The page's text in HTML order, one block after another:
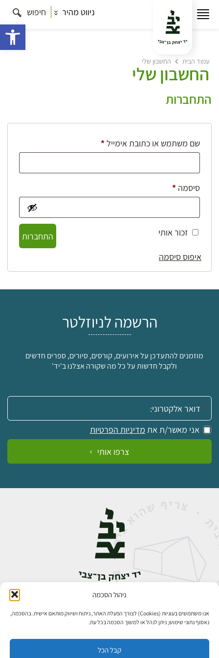
ניהול הסכמה
אנו משתמשים בעוגיות (Cookies) לצורך הפעלת האתר, ניתוח ושיווק מותאם אישית. בהסכמה,
נאסוף נתוני שימוש; ניתן לנהל או למשוך הסכמה בכל עת.
קבל הכל
ניווט מהיר חיפוש
עמוד הבית החשבון שלי
החשבון שלי
התחברות
שם משתמש או כתובת אימייל*חובה
סיסמה *חובה
זכור אותי
התחברות
איפוס סיסמה
הרשמה לניוזלטר
מוזמנים להתעדכן על אירועים, קורסים, סיורים, ספרים חדשים
ולקבל חדשות על כל מה שקורה אצלנו ב'יד'
אימייל:
אני מאשר/ת את מדיניות הפרטיות
צרפו אותי
אבן גבירול 14, רחביה, ירושלים